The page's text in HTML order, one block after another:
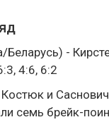
-
4:6, 6:2
и
семь брейк-